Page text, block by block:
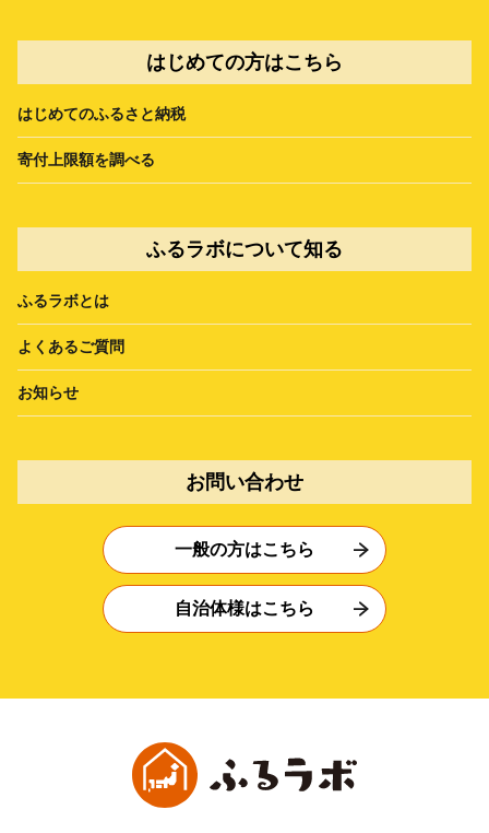
はじめての方はこちら
はじめてのふるさと納税
寄付上限額を調べる
ふるラボについて知る
ふるラボとは
よくあるご質問
お知らせ
お問い合わせ
一般の方はこちら
自治体様はこちら